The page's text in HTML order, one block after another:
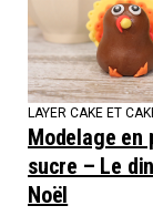
LAYER CAKE ET
Modelage en
sucre – Le
Noël